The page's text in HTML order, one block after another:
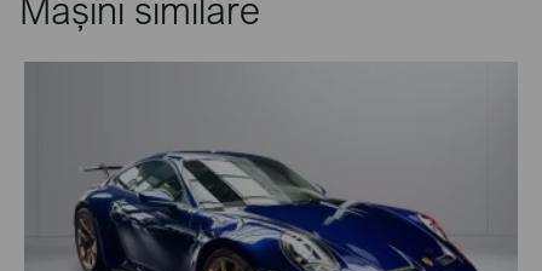
Mașini similare